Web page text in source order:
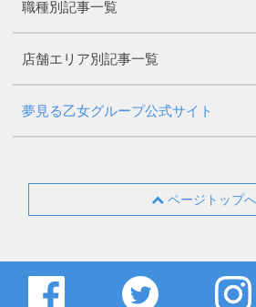
職種別記事一覧
店舗エリア別記事一覧
夢見る乙女グループ公式サイト
ページトップへ